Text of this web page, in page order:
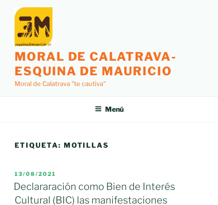
contenido
MORAL DE CALATRAVA-
ESQUINA DE MAURICIO
Moral de Calatrava "te cautiva"
Menú
ETIQUETA: MOTILLAS
PUBLICADO
EL
13/08/2021
Declararación como Bien de Interés
Cultural (BIC) las manifestaciones